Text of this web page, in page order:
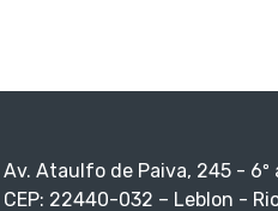
Av. Ataulfo de Paiva, 245 - 6º
CEP: 22440-032 – Leblon -